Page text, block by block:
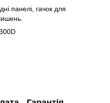
панелі, гачок для